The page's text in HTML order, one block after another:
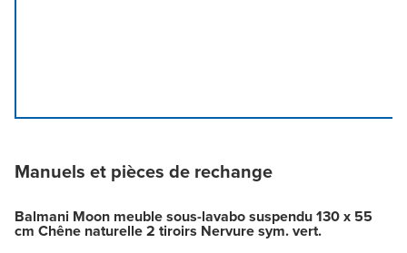
Manuels et pièces de rechange
Balmani Moon meuble sous-lavabo suspendu 130 x 55
cm Chêne naturelle 2 tiroirs Nervure sym. vert.